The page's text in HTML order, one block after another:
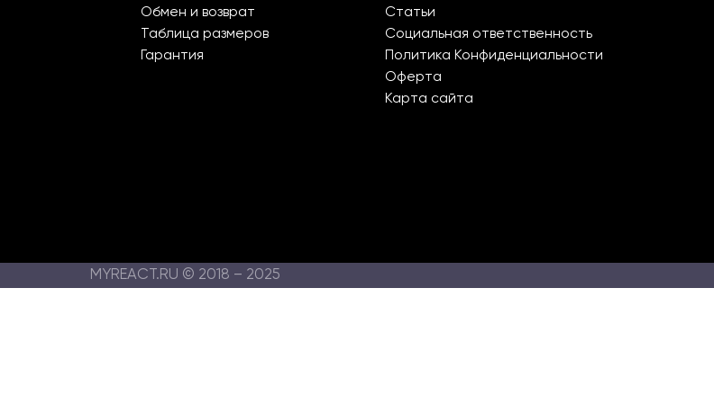
Обмен и возврат
Таблица размеров
Гарантия
Статьи
Социальная ответственность
Политика Конфиденциальности
Оферта
Карта сайта
MYREACT.RU © 2018 – 2025